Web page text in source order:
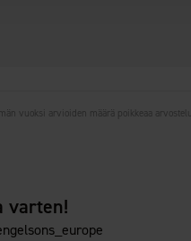
vuoksi arvioiden määrä poikkeaa
varten!